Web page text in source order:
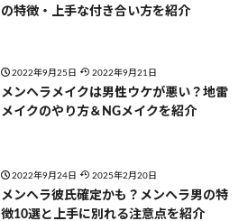
の特徴・上手な付き合い方を紹介
2022年9月25日 2022年9月21日
メンヘラメイクは男性ウケが悪い？地雷
メイクのやり方＆NGメイクを紹介
2022年9月24日 2025年2月20日
メンヘラ彼氏確定かも？メンヘラ男の特
徴10選と上手に別れる注意点を紹介